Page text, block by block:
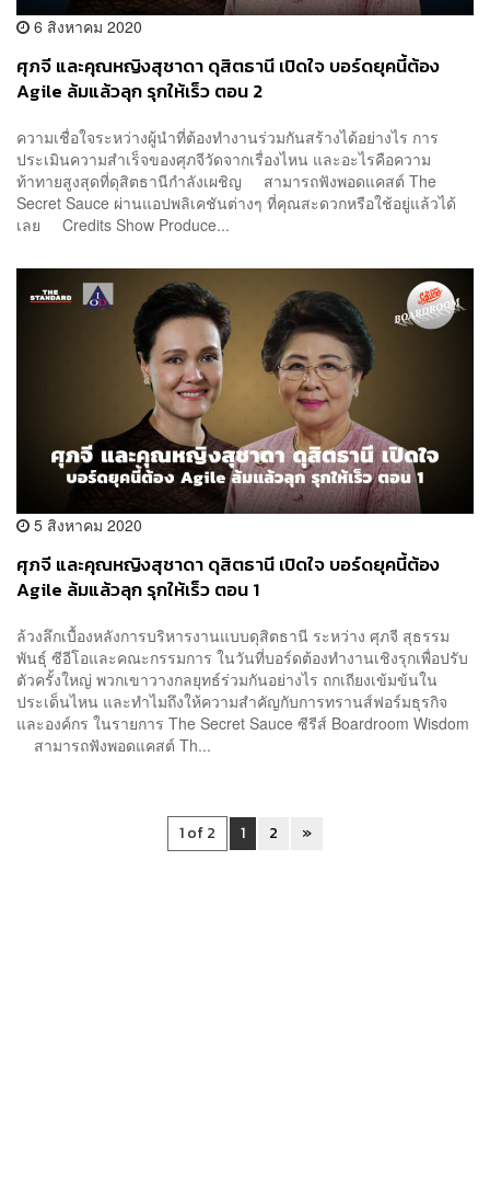
6 สิงหาคม 2020
ศุภจี และคุณหญิงสุชาดา ดุสิตธานี เปิดใจ บอร์ดยุคนี้ต้อง
Agile ล้มแล้วลุก รุกให้เร็ว ตอน 2
ความเชื่อใจระหว่างผู้นำที่ต้องทำงานร่วมกันสร้างได้อย่างไร การ
ประเมินความสำเร็จของศุภจีวัดจากเรื่องไหน และอะไรคือความ
ท้าทายสูงสุดที่ดุสิตธานีกำลังเผชิญ สามารถฟังพอดแคสต์ The
Secret Sauce ผ่านแอปพลิเคชันต่างๆ ที่คุณสะดวกหรือใช้อยู่แล้วได้
เลย Credits Show Produce...
5 สิงหาคม 2020
ศุภจี และคุณหญิงสุชาดา ดุสิตธานี เปิดใจ บอร์ดยุคนี้ต้อง
Agile ล้มแล้วลุก รุกให้เร็ว ตอน 1
ล้วงลึกเบื้องหลังการบริหารงานแบบดุสิตธานี ระหว่าง ศุภจี สุธรรม
พันธุ์ ซีอีโอและคณะกรรมการ ในวันที่บอร์ดต้องทำงานเชิงรุกเพื่อปรับ
ตัวครั้งใหญ่ พวกเขาวางกลยุทธ์ร่วมกันอย่างไร ถกเถียงเข้มข้นใน
ประเด็นไหน และทำไมถึงให้ความสำคัญกับการทรานส์ฟอร์มธุรกิจ
และองค์กร ในรายการ The Secret Sauce ซีรีส์ Boardroom Wisdom
สามารถฟังพอดแคสต์ Th...
1 of 2 1 2 »